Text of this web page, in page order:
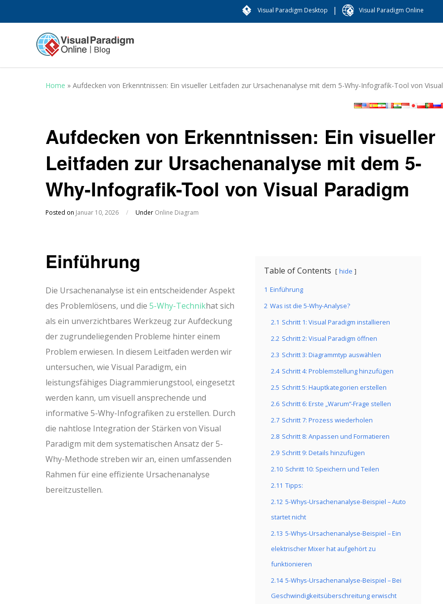
Visual Paradigm Desktop | Visual Paradigm Online
Home » Aufdecken von Erkenntnissen: Ein visueller Leitfaden zur Ursachenanalyse mit dem 5-Why-Infografik-Tool von
Aufdecken von Erkenntnissen: Ein visueller
Leitfaden zur Ursachenanalyse mit dem 5-
Why-Infografik-Tool von Visual Paradigm
Posted on Januar 10, 2026 / Under Online Diagram
Table of Contents hide
1 Einführung
2 Was ist die 5-Why-Analyse?
2.1 Schritt 1: Visual Paradigm installieren
2.2 Schritt 2: Visual Paradigm öffnen
2.3 Schritt 3: Diagrammtyp auswählen
2.4 Schritt 4: Problemstellung hinzufügen
2.5 Schritt 5: Hauptkategorien erstellen
2.6 Schritt 6: Erste „Warum“-Frage stellen
2.7 Schritt 7: Prozess wiederholen
2.8 Schritt 8: Anpassen und Formatieren
2.9 Schritt 9: Details hinzufügen
2.10 Schritt 10: Speichern und Teilen
2.11 Tipps:
2.12 5-Whys-Ursachenanalyse-Beispiel – Auto
startet nicht
2.13 5-Whys-Ursachenanalyse-Beispiel – Ein
elektrischer Mixer hat aufgehört zu
funktionieren
2.14 5-Whys-Ursachenanalyse-Beispiel – Bei
Geschwindigkeitsüberschreitung erwischt
Einführung
Die Ursachenanalyse ist ein entscheidender Aspekt
des Problemlösens, und die 5-Why-Technikhat sich
als ein unverzichtbares Werkzeug zur Aufdeckung
der zugrundeliegenden Probleme hinter einem
Problem erwiesen. In diesem Leitfaden werden wir
untersuchen, wie Visual Paradigm, ein
leistungsfähiges Diagrammierungstool, eingesetzt
werden kann, um visuell ansprechende und
informative 5-Why-Infografiken zu erstellen. Durch
die nahtlose Integration der Stärken von Visual
Paradigm mit dem systematischen Ansatz der 5-
Why-Methode streben wir an, einen umfassenden
Rahmen für eine effiziente Ursachenanalyse
bereitzustellen.